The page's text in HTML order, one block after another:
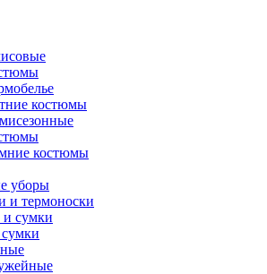
костюмы
костюмы
уборы
и термоноски
сумки